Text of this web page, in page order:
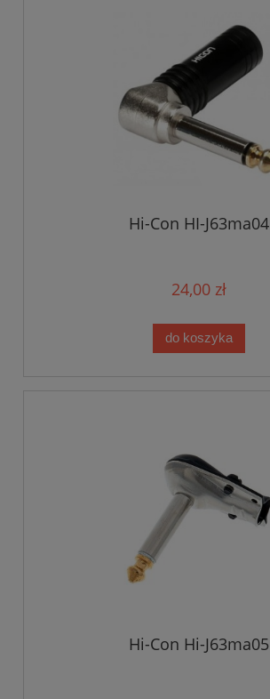
Hi-Con HI-J63ma04
24,00 zł
do koszyka
Hi-Con Hi-J63ma05